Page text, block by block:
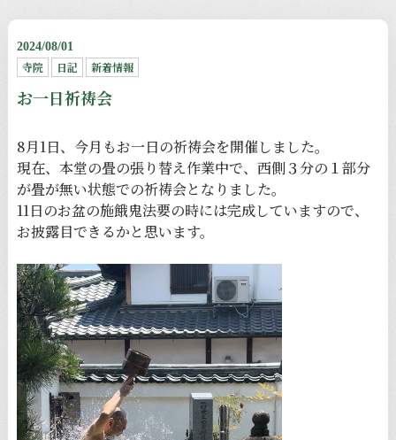
2024/08/01
寺院 日記 新着情報
お一日祈祷会
8月1日、今月もお一日の祈祷会を開催しました。
現在、本堂の畳の張り替え作業中で、西側３分の１部分
が畳が無い状態での祈祷会となりました。
11日のお盆の施餓鬼法要の時には完成していますので、
お披露目できるかと思います。